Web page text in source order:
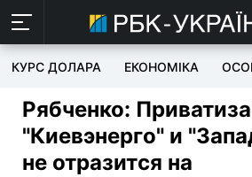
КУРС ДОЛАРА ЕКОНОМІКА
Рябченко:
"Киевэнерго" и
не отразится на